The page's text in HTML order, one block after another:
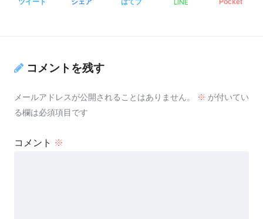
ツイート シェア はてブ LINE Pocket
コメントを残す
メールアドレスが公開されることはありません。 ※ が付いてい
る欄は必須項目です
コメント ※